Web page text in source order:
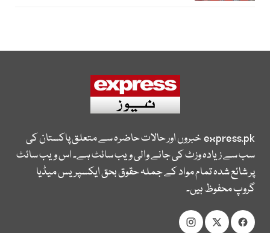
express.pkخبروں اور حالات حاضرہ سے متعلق پاکستان کی
سب سے زیادہ وزٹ کی جانے والی ویب سائٹ ہے۔ اس ویب سائٹ
پر شائع شدہ تمام مواد کے جملہ حقوق بحق ایکسپریس میڈیا
گروپ محفوظ ہیں۔